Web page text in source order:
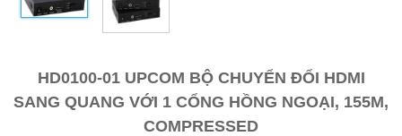
HD0100-01 UPCOM BỘ CHUYỂN ĐỔI HDMI
SANG QUANG VỚI 1 CỔNG HỒNG NGOẠI, 155M,
COMPRESSED